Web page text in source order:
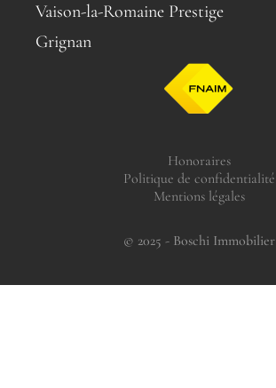
Vaison-la-Romaine Prestige
Grignan
Honoraires
Politique de confidentialité
Mentions légales
© 2025 - Boschi Immobilier